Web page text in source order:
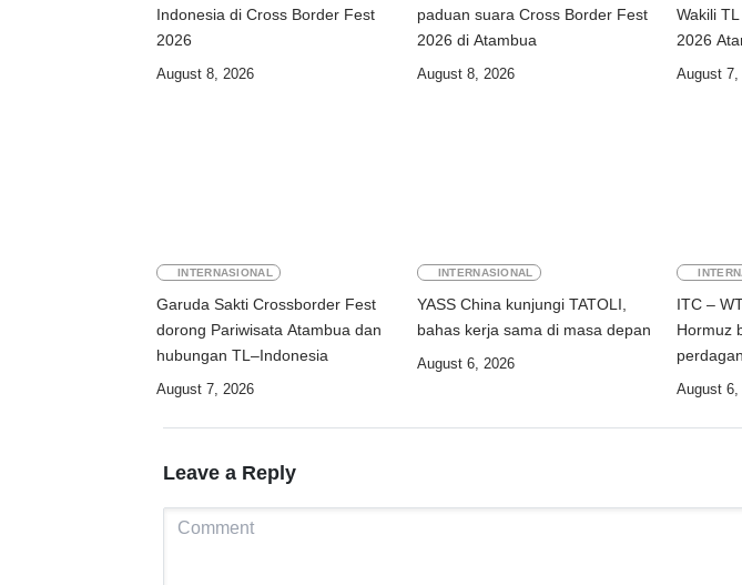
Indonesia di Cross Border Fest
August 8, 2026
paduan suara Cross Border Fest
August 8, 2026
Wakili
August 7,
INTERNASIONAL
Garuda Sakti Crossborder Fest
dorong Pariwisata Atambua dan
August 7, 2026
INTERNASIONAL
YASS China kunjungi TATOLI,
bahas kerja sama di masa depan
August 6, 2026
ITC –
Hormuz
industri
August 6,
Leave a Reply